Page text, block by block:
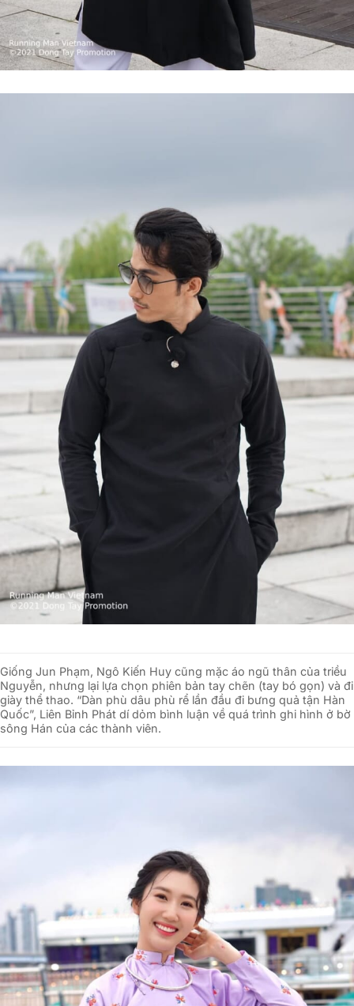
Giống Jun Phạm, Ngô Kiến Huy cũng mặc áo ngũ thân của triều
Nguyễn, nhưng lại lựa chọn phiên bản tay chẽn (tay bó gọn) và đi
giày thể thao. “Dàn phù dâu phù rể lần đầu đi bưng quả tận Hàn
Quốc”, Liên Bỉnh Phát dí dỏm bình luận về quá trình ghi hình ở bờ
sông Hán của các thành viên.